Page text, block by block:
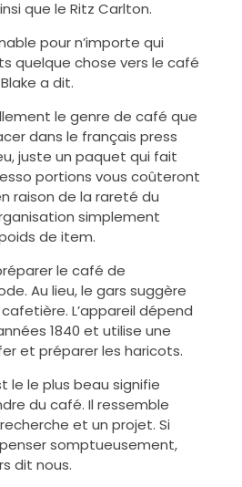
que le Ritz Carlton.
pour n’importe qui
quelque chose vers le café
a dit.
le genre de café que
dans le français press
juste un paquet qui fait
portions vous coûteront
raison de la rareté du
simplement
de item.
le café de
Au lieu, le gars suggère
L’appareil dépend
1840 et utilise une
et préparer les haricots.
le le plus beau signifie
du café. Il ressemble
et un projet. Si
somptueusement,
dit nous.